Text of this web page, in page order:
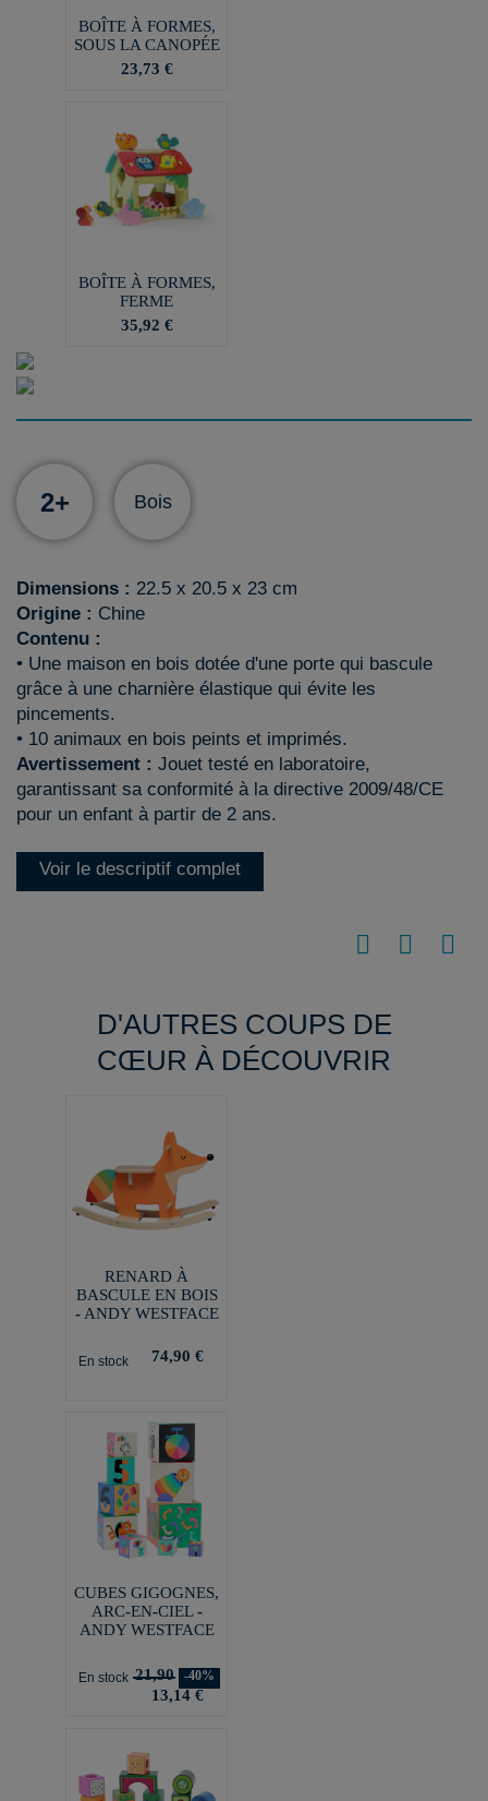
BOÎTE À FORMES,
SOUS LA CANOPÉE
23,73 €
BOÎTE À FORMES,
FERME
35,92 €
2+ Bois
Dimensions : 22.5 x 20.5 x 23 cm
Origine : Chine
Contenu :
• Une maison en bois dotée d'une porte qui bascule
grâce à une charnière élastique qui évite les
pincements.
• 10 animaux en bois peints et imprimés.
Avertissement : Jouet testé en laboratoire,
garantissant sa conformité à la directive 2009/48/CE
pour un enfant à partir de 2 ans.
Voir le descriptif complet
D'AUTRES COUPS DE
CŒUR À DÉCOUVRIR
RENARD À
BASCULE EN BOIS
- ANDY WESTFACE
En stock 74,90 €
CUBES GIGOGNES,
ARC-EN-CIEL -
ANDY WESTFACE
En stock 21,90 -40%
13,14 €